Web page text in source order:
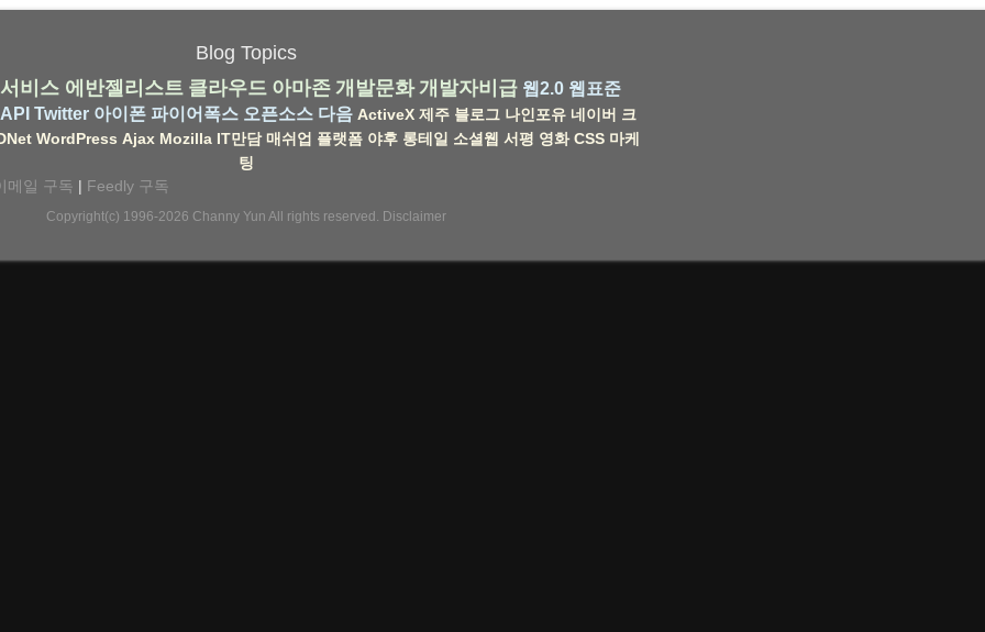
Blog Topics
비스 에반젤리스트 클라우드 아마존 개발문화 개발자비급 웹2.0 웹표준
Twitter 아이폰 파이어폭스 오픈소스 다음 ActiveX 제주 블로그 나인포유 네이버 크
WordPress Ajax Mozilla IT만담 매쉬업 플랫폼 야후 롱테일 소셜웹 서평 영화 CSS 마케
팅
메일 구독 | Feedly 구독
Copyright(c) 1996-2026 Channy Yun All rights reserved. Disclaimer